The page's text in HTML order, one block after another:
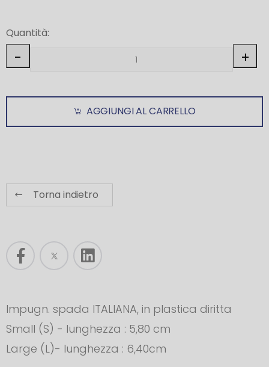
Quantità:
- +
AGGIUNGI AL CARRELLO
Torna indietro
Impugn. spada ITALIANA, in plastica diritta
Small (S) - lunghezza : 5,80 cm
Large (L)- lunghezza : 6,40cm